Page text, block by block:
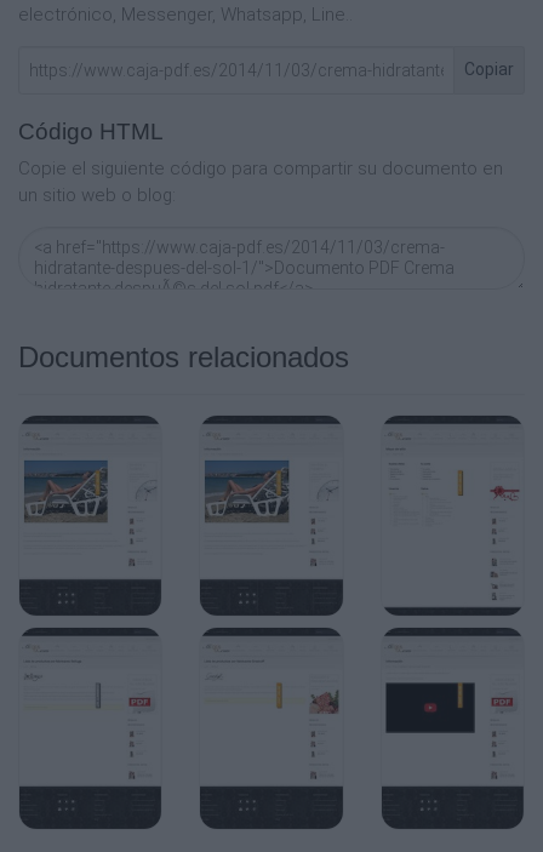
electrónico, Messenger, Whatsapp, Line..
Copiar
Código HTML
Copie el siguiente código para compartir su documento en
un sitio web o blog:
Documentos relacionados